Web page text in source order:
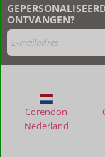
na
hun
verblijf
in
ONTVANGEN?
Corendon
Nederland